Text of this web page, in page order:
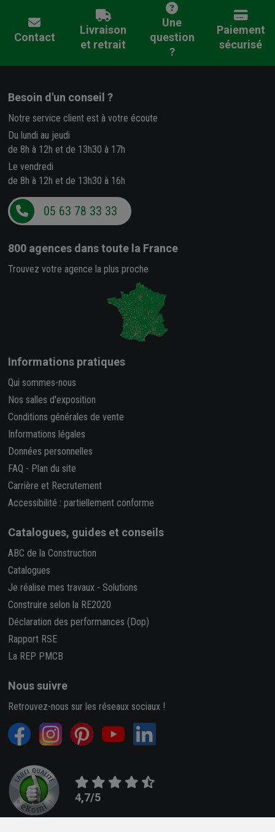
Contact
Livraison
et retrait
Une
question
?
Paiement
sécurisé
Besoin d'un conseil ?
Notre service client est à votre écoute
Du lundi au jeudi
de 8h à 12h et de 13h30 à 17h
Le vendredi
de 8h à 12h et de 13h30 à 16h
05 63 78 33 33
800 agences dans toute la France
Trouvez votre agence la plus proche
Informations pratiques
Qui sommes-nous
Nos salles d'exposition
Conditions générales de vente
Informations légales
Données personnelles
FAQ - Plan du site
Carrière et Recrutement
Accessibilité : partiellement conforme
Catalogues, guides et conseils
ABC de la Construction
Catalogues
Je réalise mes travaux - Solutions
Construire selon la RE2020
Déclaration des performances (Dop)
Rapport RSE
La REP PMCB
Nous suivre
Retrouvez-nous sur les réseaux sociaux !
4,7/5